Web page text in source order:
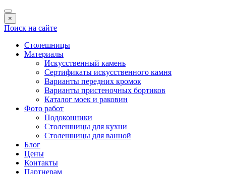
×
Поиск на сайте
Столешницы
Материалы
Искусственный камень
Сертификаты искусственного камня
Варианты передних кромок
Варианты пристеночных бортиков
Каталог моек и раковин
Фото работ
Подоконники
Столешницы для кухни
Столешницы для ванной
Блог
Цены
Контакты
Партнерам